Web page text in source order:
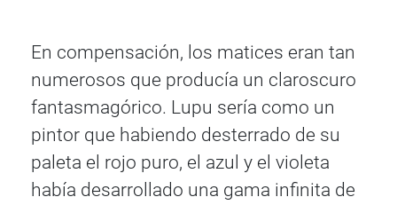
En compensación, los matices eran tan
numerosos que producía un claroscuro
fantasmagórico. Lupu sería como un
pintor que habiendo desterrado de su
paleta el rojo puro, el azul y el violeta
había desarrollado una gama infinita de